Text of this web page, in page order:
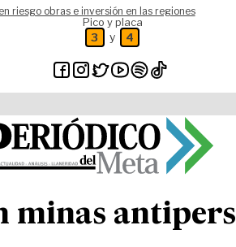
riesgo obras e inversión en las regiones
Pico y placa
3 y 4
minas